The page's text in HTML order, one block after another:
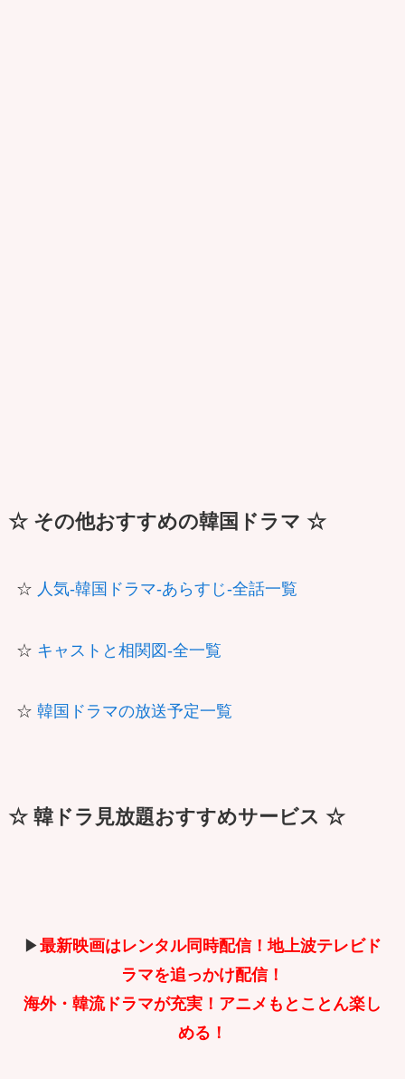
☆ その他おすすめの韓国ドラマ ☆
☆ 人気-韓国ドラマ-あらすじ-全話一覧
☆ キャストと相関図-全一覧
☆ 韓国ドラマの放送予定一覧
☆ 韓ドラ見放題おすすめサービス ☆
▶最新映画はレンタル同時配信！地上波テレビド
ラマを追っかけ配信！
海外・韓流ドラマが充実！アニメもとことん楽し
める！